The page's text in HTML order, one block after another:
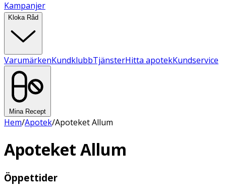
Kampanjer
Kloka Råd
VarumärkenKundklubbTjänsterHitta apotekKundservice
Mina Recept
Hem/Apotek/Apoteket Allum
Apoteket Allum
Öppettider